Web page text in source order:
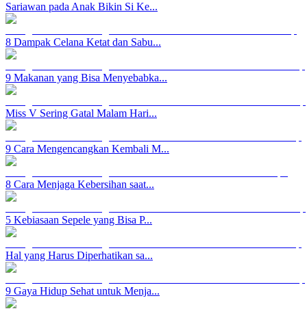
Sariawan pada Anak Bikin Si Ke...
8 Dampak Celana Ketat dan Sabu...
9 Makanan yang Bisa Menyebabka...
Miss V Sering Gatal Malam Hari...
9 Cara Mengencangkan Kembali M...
8 Cara Menjaga Kebersihan saat...
5 Kebiasaan Sepele yang Bisa P...
Hal yang Harus Diperhatikan sa...
9 Gaya Hidup Sehat untuk Menja...